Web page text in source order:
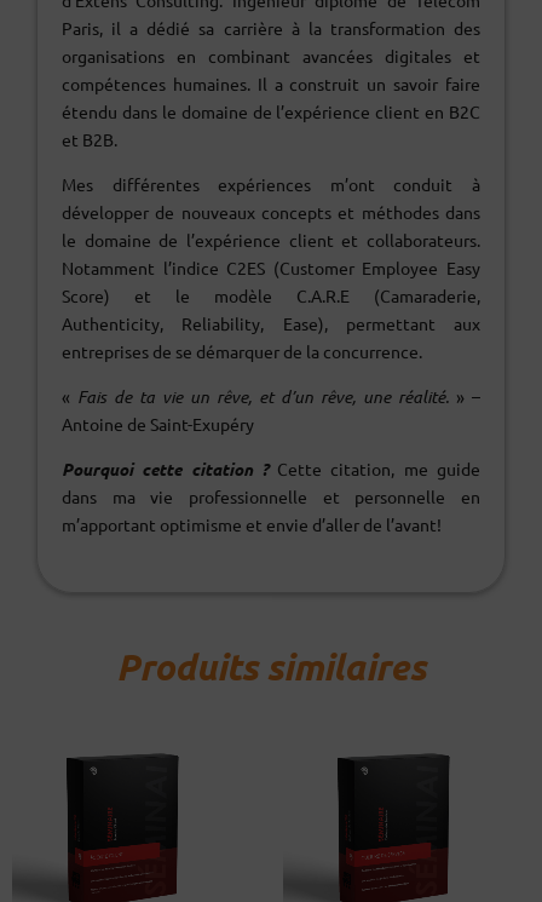
Paris, il a dédié sa carrière à la transformation des
organisations en combinant avancées digitales et
compétences humaines. Il a construit un savoir faire
étendu dans le domaine de l’expérience client en B2C
et B2B.
Mes différentes expériences m’ont conduit à
développer de nouveaux concepts et méthodes dans
le domaine de l’expérience client et collaborateurs.
Notamment l’indice C2ES (Customer Employee Easy
Score) et le modèle C.A.R.E (Camaraderie,
Authenticity, Reliability, Ease), permettant aux
entreprises de se démarquer de la concurrence.
« Fais de ta vie un rêve, et d’un rêve, une réalité. » –
Antoine de Saint-Exupéry
Pourquoi cette citation ?Cette citation, me guide
dans ma vie professionnelle et personnelle en
m’apportant optimisme et envie d’aller de l’avant!
Produits similaires